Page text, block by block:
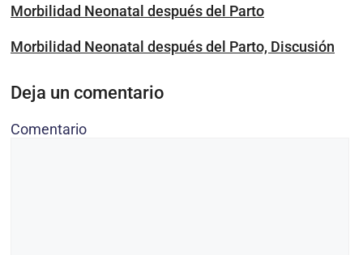
Morbilidad Neonatal después del Parto
Morbilidad Neonatal después del Parto, Discusión
Deja un comentario
Comentario